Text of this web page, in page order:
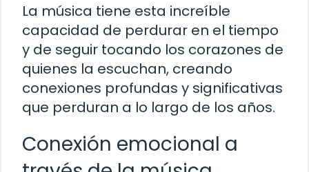
La música tiene esta increíble
capacidad de perdurar en el tiempo
y de seguir tocando los corazones de
quienes la escuchan, creando
conexiones profundas y significativas
que perduran a lo largo de los años.
Conexión emocional a